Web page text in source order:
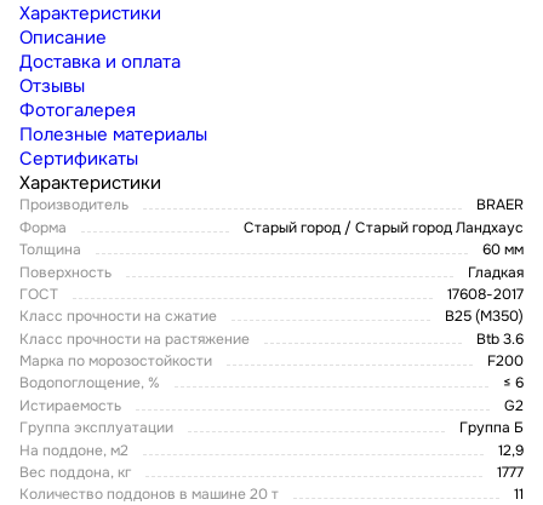
Характеристики
Описание
Доставка и оплата
Отзывы
Фотогалерея
Полезные материалы
Сертификаты
Характеристики
Производитель
BRAER
Форма
Старый город / Старый город Ландхаус
Толщина
60 мм
Поверхность
Гладкая
ГОСТ
17608-2017
Класс прочности на сжатие
В25 (М350)
Класс прочности на растяжение
Btb 3.6
Марка по морозостойкости
F200
Водопоглощение, %
≤ 6
Истираемость
G2
Группа эксплуатации
Группа Б
На поддоне, м2
12,9
Вес поддона, кг
1777
Количество поддонов в машине 20 т
11